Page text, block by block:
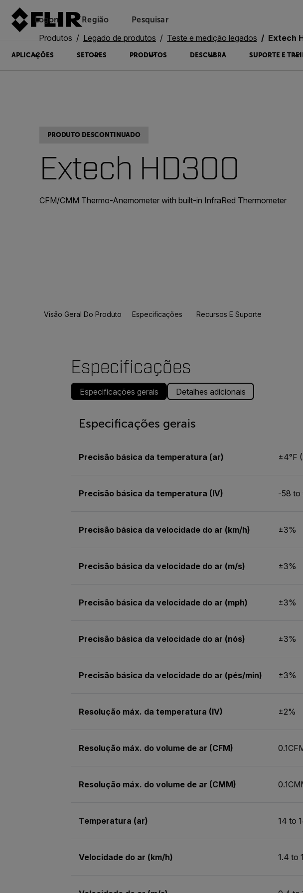
Logon Região Pesquisar
APLICAÇÕES SETORES PRODUTOS DESCUBRA SUPORTE E
Produtos Legado de produtos Teste e medição legados Extech
PRODUTO DESCONTINUADO
Extech HD300
CFM/CMM Thermo-Anemometer with built-in InfraRed Thermometer
Visão Geral Do Produto Especificações Recursos E Suporte
Especificações
Especificações gerais Detalhes adicionais
Especificações gerais
Precisão básica da temperatura (ar) ±4°F
Precisão básica da temperatura (IV) -58 to
Precisão básica da velocidade do ar (km/h) ±3%
Precisão básica da velocidade do ar (m/s) ±3%
Precisão básica da velocidade do ar (mph) ±3%
Precisão básica da velocidade do ar (nós) ±3%
Precisão básica da velocidade do ar (pés/min) ±3%
Resolução máx. da temperatura (IV) ±2%
Resolução máx. do volume de ar (CFM)
Resolução máx. do volume de ar (CMM)
Temperatura (ar) 14 to
Velocidade do ar (km/h) 1.4 to